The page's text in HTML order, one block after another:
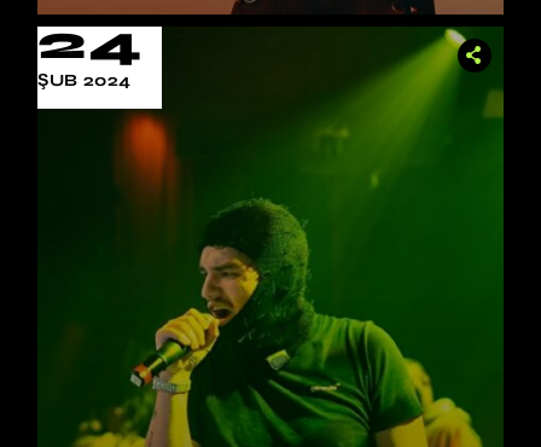
24
ŞUB 2024